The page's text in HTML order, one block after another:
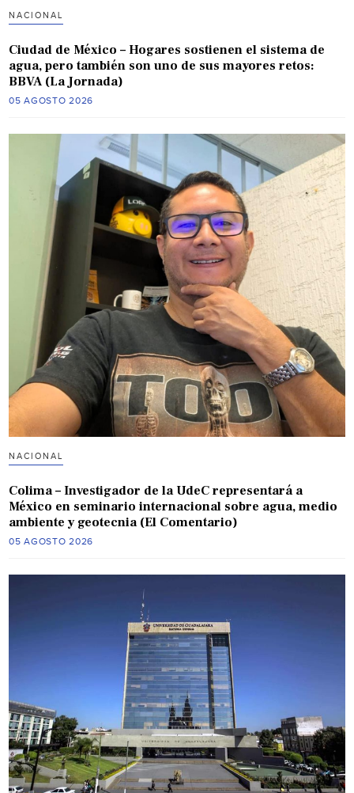
NACIONAL
Ciudad de México – Hogares sostienen el sistema de
agua, pero también son uno de sus mayores retos:
BBVA (La Jornada)
05 AGOSTO 2026
NACIONAL
Colima – Investigador de la UdeC representará a
México en seminario internacional sobre agua, medio
ambiente y geotecnia (El Comentario)
05 AGOSTO 2026